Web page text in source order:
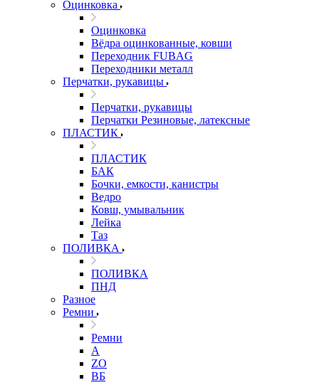
Оцинковка
Оцинковка
Вёдра оцинкованные, ковши
Переходник FUBAG
Переходники металл
Перчатки, рукавицы
Перчатки, рукавицы
Перчатки Резиновые, латексные
ПЛАСТИК
ПЛАСТИК
БАК
Бочки, емкости, канистры
Ведро
Ковш, умывальник
Лейка
Таз
ПОЛИВКА
ПОЛИВКА
ПНД
Разное
Ремни
Ремни
A
ZO
ВБ